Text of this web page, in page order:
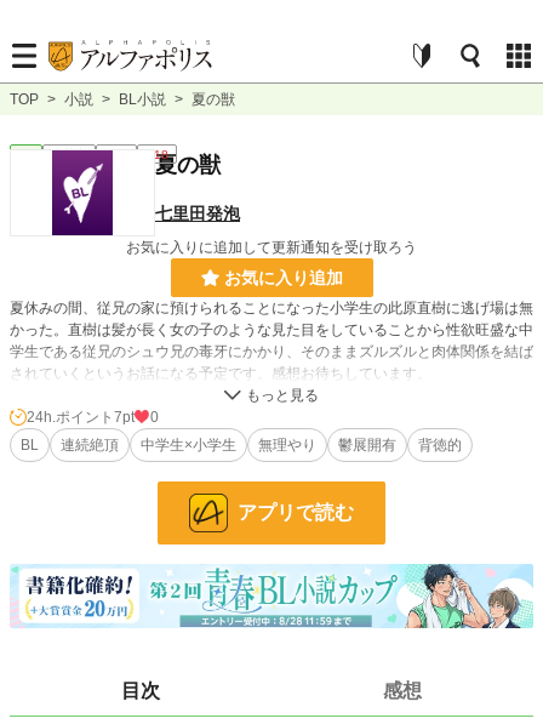
TOP > 小説 > BL小説 > 夏の獣
連載中 長編 R18
夏の獣
七里田発泡
お気に入りに追加して更新通知を受け取ろう
お気に入り追加
夏休みの間、従兄の家に預けられることになった小学生の此原直樹に逃げ場は無
かった。直樹は髪が長く女の子のような見た目をしていることから性欲旺盛な中
学生である従兄のシュウ兄の毒牙にかかり、そのままズルズルと肉体関係を結ば
されていくというお話になる予定です。感想お待ちしています。
小説 37,056 位 / 228,608 件
文字数 16,759
2022.09.05 15:59
24h.ポイント 7pt
0
BL
連続絶頂 中学生×小学生 無理やり 鬱展開有 背徳的
アプリで読む
目次 感想